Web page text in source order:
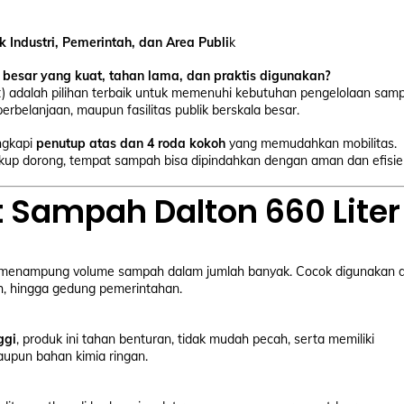
Industri, Pemerintah, dan Area Publik
yang kuat, tahan lama, dan praktis digunakan?
pilihan terbaik untuk memenuhi kebutuhan pengelolaan
maupun fasilitas publik berskala besar.
penutup atas dan 4 roda kokoh yang memudahkan mobilitas.
dorong, tempat sampah bisa dipindahkan dengan aman dan
Dalton 660 Liter
volume sampah dalam jumlah banyak. Cocok digunakan
hingga gedung pemerintahan.
, produk ini tahan benturan, tidak mudah pecah, serta memiliki
bahan kimia ringan.